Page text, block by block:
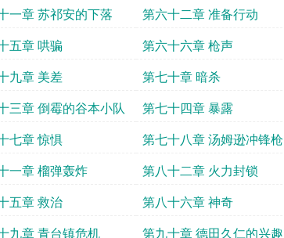
一章 苏祁安的下落
第六十二章 准备行动
五章 哄骗
第六十六章 枪声
九章 美差
第七十章 暗杀
三章 倒霉的谷本小队
第七十四章 暴露
七章 惊惧
第七十八章 汤姆逊冲锋枪
一章 榴弹轰炸
第八十二章 火力封锁
五章 救治
第八十六章 神奇
九章 青台镇危机
第九十章 德田久仁的兴趣